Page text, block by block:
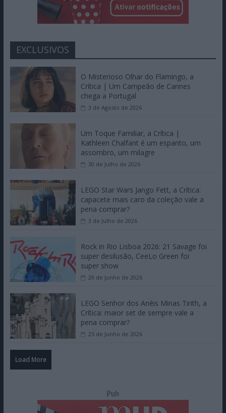
EXCLUSIVOS
O Misterioso Olhar do Flamingo, a
Crítica | Um Campeão de Cannes
chega a Portugal
3 de Agosto de 2026
Um Toque Familiar, a Crítica |
Kathleen Chalfant é um espanto, um
assombro, um milagre
30 de Julho de 2026
LEGO Star Wars Jango Fett, a Crítica:
capacete mais caro da coleção vale a
pena comprar?
3 de Julho de 2026
Rock in Rio Lisboa 2026: 21 Savage foi
super desilusão, CeeLo Green foi
super show
29 de Junho de 2026
LEGO Senhor dos Anéis Minas Tirith, a
Crítica: maior set de sempre vale a
pena comprar?
25 de Junho de 2026
Load More
Pub